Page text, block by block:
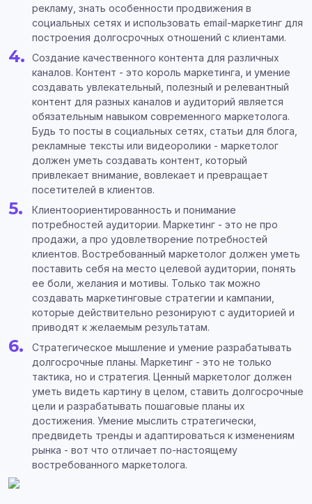
рекламу, знать особенности продвижения в
социальных сетях и использовать email-маркетинг для
построения долгосрочных отношений с клиентами.
Создание качественного контента для различных
каналов. Контент - это король маркетинга, и умение
создавать увлекательный, полезный и релевантный
контент для разных каналов и аудиторий является
обязательным навыком современного маркетолога.
Будь то посты в социальных сетях, статьи для блога,
рекламные тексты или видеоролики - маркетолог
должен уметь создавать контент, который
привлекает внимание, вовлекает и превращает
посетителей в клиентов.
Клиентоориентированность и понимание
потребностей аудитории. Маркетинг - это не про
продажи, а про удовлетворение потребностей
клиентов. Востребованный маркетолог должен уметь
поставить себя на место целевой аудитории, понять
ее боли, желания и мотивы. Только так можно
создавать маркетинговые стратегии и кампании,
которые действительно резонируют с аудиторией и
приводят к желаемым результатам.
Стратегическое мышление и умение разрабатывать
долгосрочные планы. Маркетинг - это не только
тактика, но и стратегия. Ценный маркетолог должен
уметь видеть картину в целом, ставить долгосрочные
цели и разрабатывать пошаговые планы их
достижения. Умение мыслить стратегически,
предвидеть тренды и адаптироваться к изменениям
рынка - вот что отличает по-настоящему
востребованного маркетолога.